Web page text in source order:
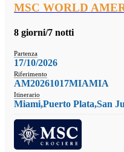
MSC WORLD
8 giorni/7 notti
Partenza
17/10/2026
Riferimento
AM20261017MIAMIA
Itinerario
Miami,Puerto Plata,San